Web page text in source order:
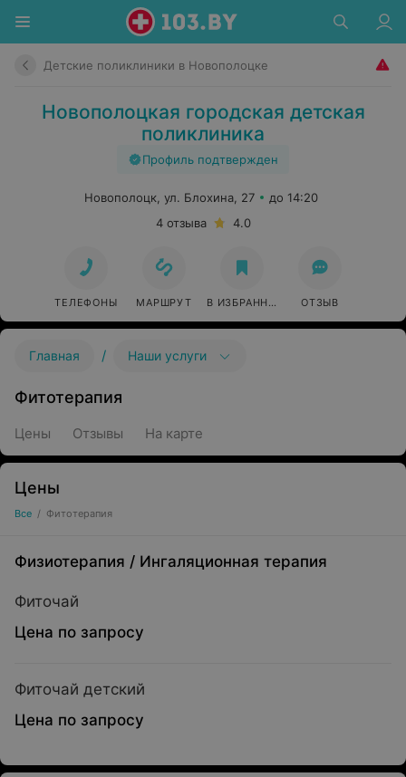
Детские поликлиники в Новополоцке
Новополоцкая городская детская
поликлиника
Профиль подтвержден
Новополоцк, ул. Блохина, 27
до 14:20
4 отзыва
4.0
ТЕЛЕФОНЫ МАРШРУТ В ИЗБРАННОЕ ОТЗЫВ
Главная / Наши услуги
Фитотерапия
Цены Отзывы На карте
Цены
Все / Фитотерапия
Физиотерапия / Ингаляционная терапия
Фиточай
Цена по запросу
Фиточай детский
Цена по запросу